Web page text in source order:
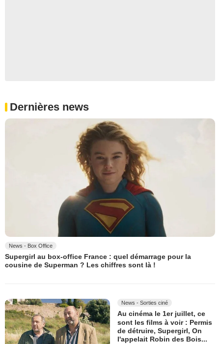
Dernières news
News - Box Office
Supergirl au box-office France : quel démarrage pour la
cousine de Superman ? Les chiffres sont là !
News - Sorties ciné
Au cinéma le 1er juillet, ce
sont les films à voir : Permis
de détruire, Supergirl, On
l'appelait Robin des Bois...